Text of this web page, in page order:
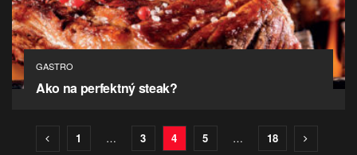
GASTRO
Ako na perfektný steak?
1 … 3 4 5 … 18